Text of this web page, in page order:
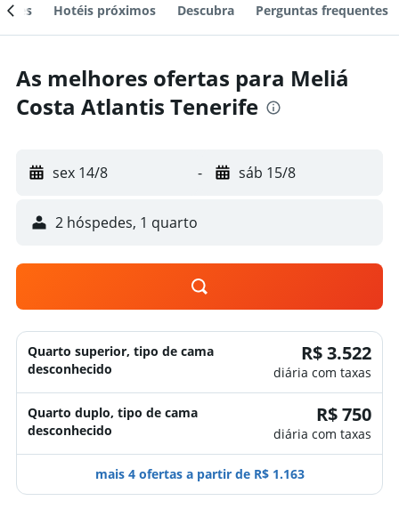
Hotéis próximos Descubra Perguntas frequentes
As melhores ofertas para Meliá
Costa Atlantis Tenerife
sex 14/8 - sáb 15/8
2 hóspedes, 1 quarto
Quarto superior, tipo de cama
desconhecido
R$ 3.522
diária com taxas
Quarto duplo, tipo de cama
desconhecido
R$ 750
diária com taxas
mais 4 ofertas a partir de R$ 1.163